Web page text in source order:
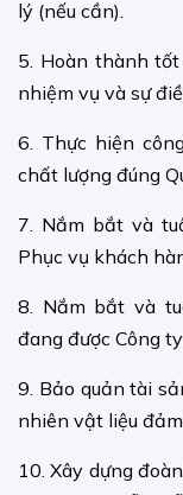
lý (nếu cần).
5. Hoàn thành
nhiệm vụ và sự
6. Thực hiện
chất lượng đúng
7. Nắm bắt và
Phục vụ khách
8. Nắm bắt và
đang được Công
9. Bảo quản tài
nhiên vật liệu
10. Xây dựng